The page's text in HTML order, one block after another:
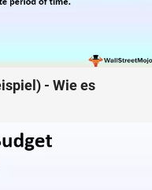
- Wie es